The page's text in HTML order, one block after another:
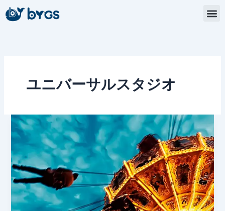
容
ユニバーサルスタジオ
日
本
の
テ
ー
マ
パ
ー